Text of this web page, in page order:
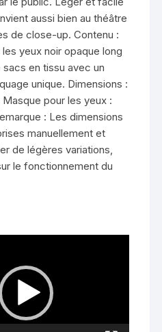
aussi bien au théâtre
de close-up. Contenu :
yeux noir opaque long
sacs en tissu avec un
unique. Dimensions :
pour les yeux :
: Les dimensions
manuellement et
de légères variations,
le fonctionnement du